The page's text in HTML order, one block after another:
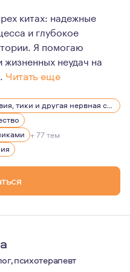
китах: надежные
и глубокое
Я помогаю
неудач на
Читать еще
сказкотерапия, арт-
игры для взрослых —
с заболеванием,
Странные повторяющиеся действия, тики и другая нервная симптоматика
+ 77 тем
психотерапевт